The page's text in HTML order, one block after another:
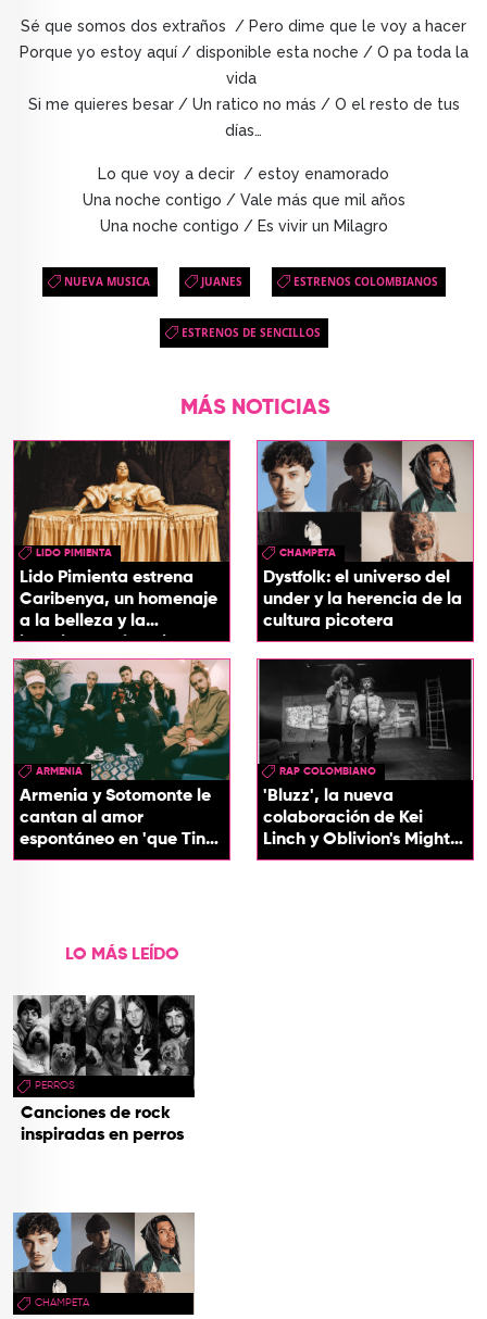
Sé que somos dos extraños / Pero dime que le voy a hacer
Porque yo estoy aquí / disponible esta noche / O pa toda la
vida
Si me quieres besar / Un ratico no más / O el resto de tus
días…
Lo que voy a decir / estoy enamorado
Una noche contigo / Vale más que mil años
Una noche contigo / Es vivir un Milagro
NUEVA MUSICA JUANES ESTRENOS COLOMBIANOS
ESTRENOS DE SENCILLOS
MÁS NOTICIAS
LIDO PIMIENTA
Lido Pimienta estrena
Caribenya, un homenaje
a la belleza y la
identidad del Caribe
CHAMPETA
Dystfolk: el universo del
under y la herencia de la
cultura picotera
ARMENIA
Armenia y Sotomonte le
cantan al amor
espontáneo en 'que Tin
que Tan'
RAP COLOMBIANO
'Bluzz', la nueva
colaboración de Kei
Linch y Oblivion's Mighty
Trash
LO MÁS LEÍDO
PERROS
Canciones de rock
inspiradas en perros
CHAMPETA